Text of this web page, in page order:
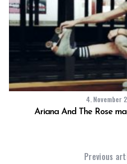
4. November
Ariana And The Rose
Previous